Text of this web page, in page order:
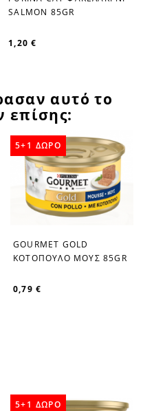
SALMON 85GR
1,20 €
αυτό το
επίσης:
favorite_border
GOURMET GOLD
ΚΟΤΟΠΟΥΛΟ ΜΟΥΣ 85GR
0,79 €
5+1 ΔΩΡΟ
5+1 ΔΩΡΟ